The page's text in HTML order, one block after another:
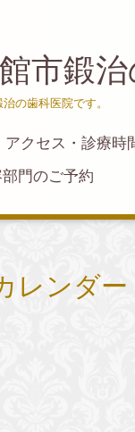
市鍛
の歯科医院です。
アクセス・診療時
門のご予約
レンダー